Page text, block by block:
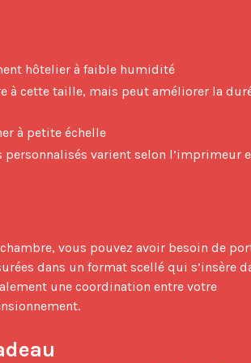
hôtelier à faible humidité
à cette taille, mais peut améliorer la
à petite échelle
varient selon l’imprimeur
dans un format scellé qui s’insère
une coordination entre votre